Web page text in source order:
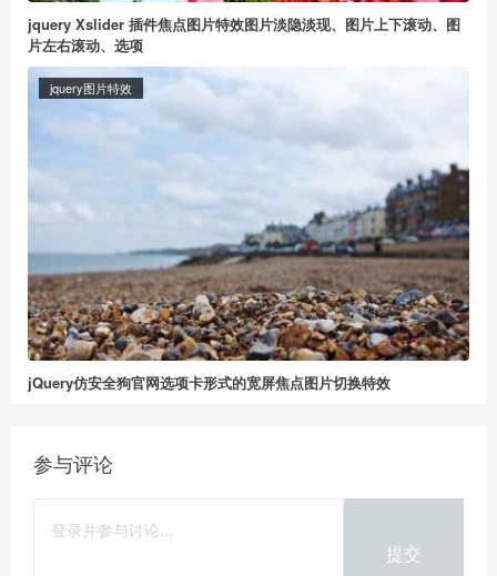
给董冬打赏
元 10元
20元 50 元 自定义
微信支付
jquery Xslider 插件焦点图片特效图片淡隐淡现、图片上下滚动、图
片左右滚动、选项
jquery图片特效
jQuery仿安全狗官网选项卡形式的宽屏焦点图片切换特效
参与评论
提交